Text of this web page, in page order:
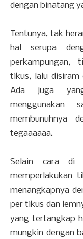
dengan binatang
Tentunya, tak
hal serupa
perkampungan,
tikus, lalu disiram
Ada juga
menggunakan
membunuhnya
tegaaaaaa.
Selain cara di
memperlakukan
menangkapnya
per tikus dan
yang tertangkap
mungkin dengan